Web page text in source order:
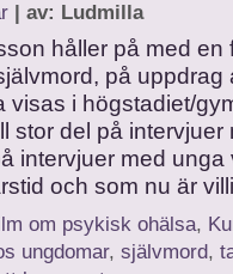
| av: Ludmilla
håller på med en
på
visas i högstadiet/
stor del på intervjuer
intervjuer med
och som nu är
om psykisk ohälsa,
ungdomar, självmord,